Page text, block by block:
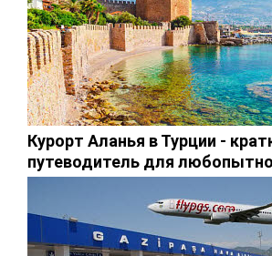
Курорт Аланья в Турции -
путеводитель для